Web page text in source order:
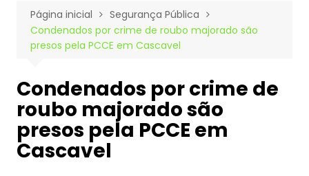
Página inicial
Segurança Pública
Condenados por crime de roubo majorado são
presos pela PCCE em Cascavel
Condenados por crime de
roubo majorado são
presos pela PCCE em
Cascavel